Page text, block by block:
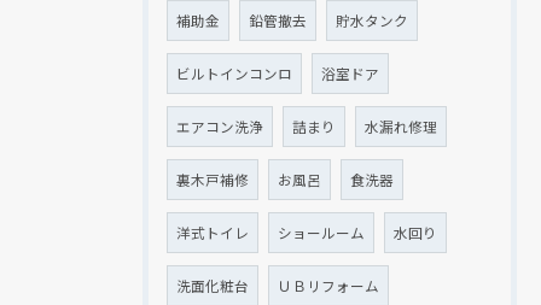
補助金 鉛管撤去 貯水タンク
ビルトインコンロ 浴室ドア
エアコン洗浄 詰まり 水漏れ修理
裏木戸補修 お風呂 食洗器
洋式トイレ ショールーム 水回り
洗面化粧台 ＵＢリフォーム
現在、新聞に入っている折込チラシです。
現在、新聞に入っている折込チラシです。